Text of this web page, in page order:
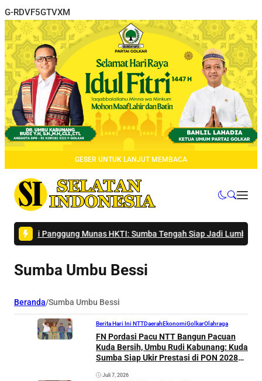
G-RDVF5GTVXM
GESER UNTUK LANJUT MEMBACA
di Panggung Munas HKTI: Sumba Tengah Siap Jadi Lumbung
Sumba Umbu Bessi
Beranda/Sumba Umbu Bessi
Berita Hari Ini NTTDaerahEkonomiGolkarOlahraga
FN Pordasi Pacu NTT Bangun Pacuan
Kuda Bersih, Umbu Rudi Kabunang: Kuda
Sumba Siap Ukir Prestasi di PON 2028
Juli 7, 2026